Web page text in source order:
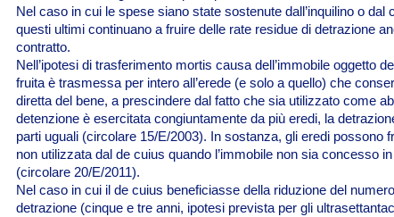
Nel caso in cui le spese siano state sostenute dall’inquilino o dal
questi ultimi continuano a fruire delle rate residue di detrazione
contratto.
Nell’ipotesi di trasferimento mortis causa dell’immobile oggetto
fruita è trasmessa per intero all’erede (e solo a quello) che
diretta del bene, a prescindere dal fatto che sia utilizzato come
detenzione è esercitata congiuntamente da più eredi, la
parti uguali (circolare 15/E/2003). In sostanza, gli eredi possono
non utilizzata dal de cuius quando l’immobile non sia concesso
(circolare 20/E/2011).
Nel caso in cui il de cuius beneficiasse della riduzione del
detrazione (cinque e tre anni, ipotesi prevista per gli